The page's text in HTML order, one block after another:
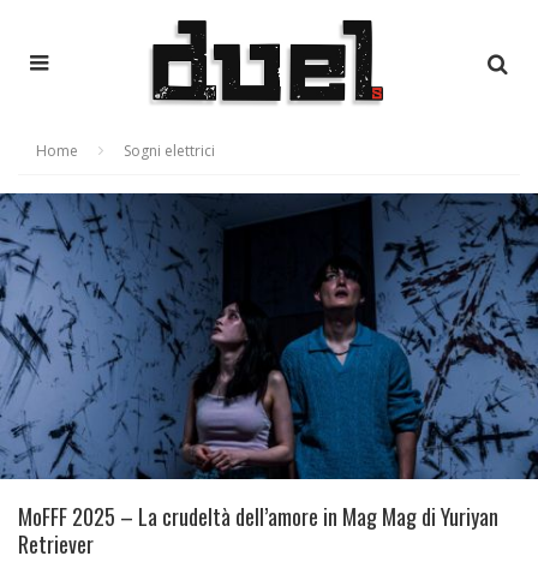
Home Sogni elettrici
MoFFF 2025 – La crudeltà dell’amore in Mag Mag di Yuriyan
Retriever